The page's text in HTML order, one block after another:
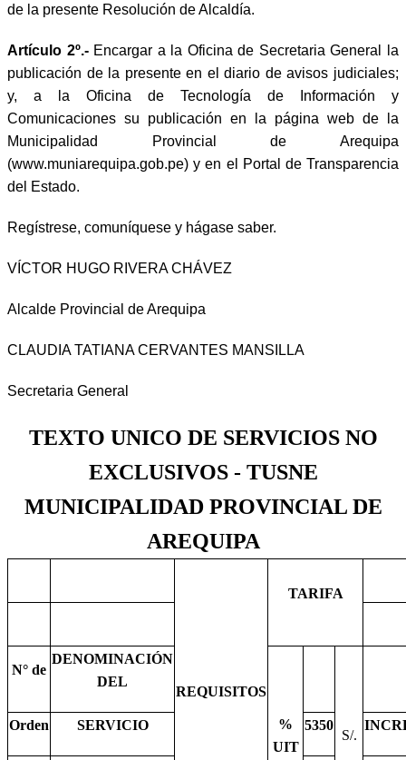
de la presente Resolución de Alcaldía.
Artículo 2º.- Encargar a la Oficina de Secretaria General la
publicación de la presente en el diario de avisos judiciales;
y, a la Oficina de Tecnología de Información y
Comunicaciones su publicación en la página web de la
Municipalidad Provincial de Arequipa
(www.muniarequipa.gob.pe) y en el Portal de Transparencia
del Estado.
Regístrese, comuníquese y hágase saber.
VÍCTOR HUGO RIVERA CHÁVEZ
Alcalde Provincial de Arequipa
CLAUDIA TATIANA CERVANTES MANSILLA
Secretaria General
TEXTO UNICO DE SERVICIOS NO
EXCLUSIVOS - TUSNE
MUNICIPALIDAD PROVINCIAL DE
AREQUIPA
REQUISITOS
TARIFA
N° de
DENOMINACIÓN
DEL
%
UIT
S/.
Orden SERVICIO 5350